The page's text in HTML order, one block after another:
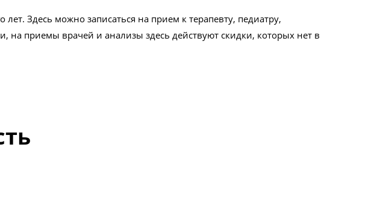
Здесь можно записаться на прием к терапевту, педиатру,
на приемы врачей и анализы здесь действуют скидки, которых нет в